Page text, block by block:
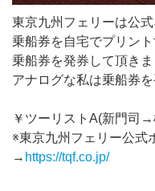
東京九州フェリーは公
乗船券を自宅でプリン
乗船券を発券して頂きま
アナログな私は乗船券
￥ツーリストA(新門司
※東京九州フェリー公式
→ https://tqf.co.jp/